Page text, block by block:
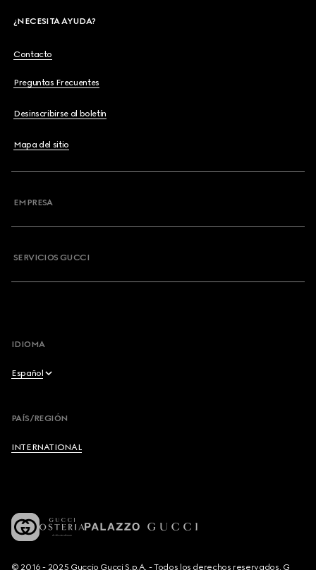
¿NECESITA AYUDA?
Contacto
Preguntas Frecuentes
Desinscribirse al boletín
Mapa del sitio
EMPRESA
SERVICIOS GUCCI
IDIOMA
Español
Français
PAÍS/REGIÓN
INTERNATIONAL
© 2016 - 2025 Guccio Gucci S.p.A. - Todos los derechos reservados. G